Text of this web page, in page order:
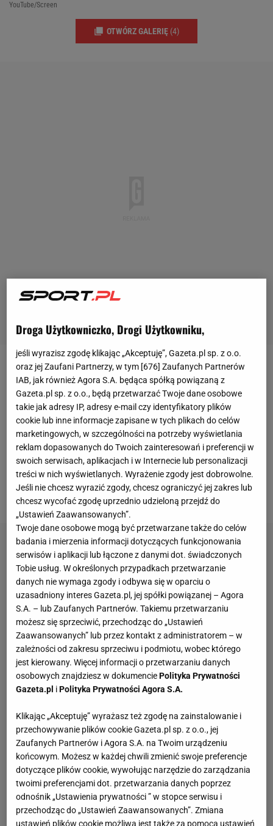
YouTube/Screen
OTWÓRZ GALERIĘ (4)
Adam Buksacoraz częściej pokazuje, że ma zadatki
na lidera linii ofensywnej New England Revolution.
Po trafieniu w poprzednim, wygranym 3:2 meczu z
DC United przyszła pora na dwa trafienia na wagę
remisu . Podkreślmy, że drużyna z Polakiem w
składzie przegrywała przez niemal całe spotkanie.
Straty zaczęła odrabiać dopiero w 81. minucie, gdy
Buksa wpisał się na listę strzelców po raz pierwszy.
Droga Użytkowniczko, Drogi Użytkowniku,
jeśli wyrazisz zgodę klikając „Akceptuję”, Gazeta.pl sp. z o.o.
oraz jej Zaufani Partnerzy, w tym [676] Zaufanych Partnerów
IAB, jak również Agora S.A. będąca spółką powiązaną z
Gazeta.pl sp. z o.o., będą przetwarzać Twoje dane osobowe
takie jak adresy IP, adresy e-mail czy identyfikatory plików
cookie lub inne informacje zapisane w tych plikach do celów
marketingowych, w szczególności na potrzeby wyświetlania
reklam dopasowanych do Twoich zainteresowań i preferencji w
swoich serwisach, aplikacjach i w Internecie lub personalizacji
treści w nich wyświetlanych. Wyrażenie zgody jest dobrowolne.
Jeśli nie chcesz wyrazić zgody, chcesz ograniczyć jej zakres lub
chcesz wycofać zgodę uprzednio udzieloną przejdź do
„Ustawień Zaawansowanych”.
Twoje dane osobowe mogą być przetwarzane także do celów
badania i mierzenia informacji dotyczących funkcjonowania
serwisów i aplikacji lub łączone z danymi dot. świadczonych
Tobie usług. W określonych przypadkach przetwarzanie
danych nie wymaga zgody i odbywa się w oparciu o
uzasadniony interes Gazeta.pl, jej spółki powiązanej – Agora
S.A. – lub Zaufanych Partnerów. Takiemu przetwarzaniu
możesz się sprzeciwić, przechodząc do „Ustawień
Zaawansowanych” lub przez kontakt z administratorem – w
zależności od zakresu sprzeciwu i podmiotu, wobec którego
jest kierowany. Więcej informacji o przetwarzaniu danych
osobowych znajdziesz w dokumenciePolityka Prywatności
Gazeta.pl iPolityka Prywatności Agora S.A.
Klikając „Akceptuję” wyrażasz też zgodę na zainstalowanie i
przechowywanie plików cookie Gazeta.pl sp. z o.o., jej
Zaufanych Partnerów i Agora S.A. na Twoim urządzeniu
końcowym. Możesz w każdej chwili zmienić swoje preferencje
dotyczące plików cookie, wywołując narzędzie do zarządzania
twoimi preferencjami dot. przetwarzania danych poprzez
odnośnik „Ustawienia prywatności ” w stopce serwisu i
przechodząc do „Ustawień Zaawansowanych”. Zmiana
ustawień plików cookie możliwa jest także za pomocą ustawień